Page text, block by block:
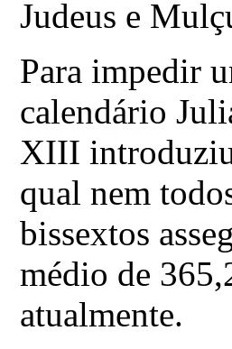
Judeus e
Para impedir
calendário
XIII
qual nem
bissextos
médio de
atualmente.